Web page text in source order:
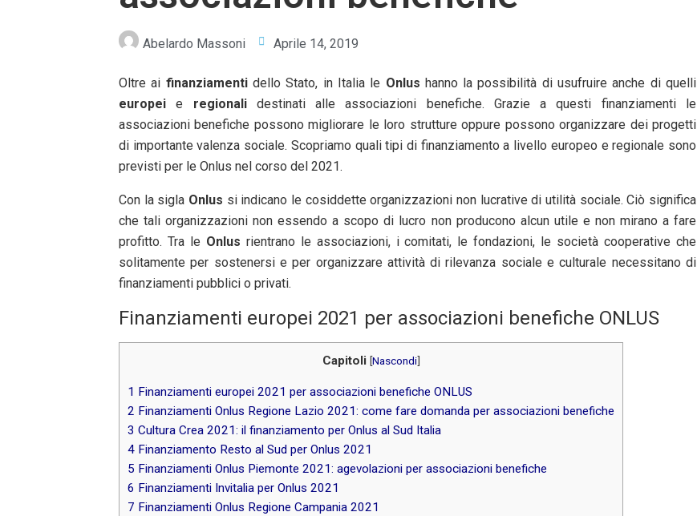
Abelardo Massoni Aprile 14, 2019
Oltre ai finanziamentidello Stato, in Italia le Onlus hanno la possibilità di usufruire anche di quelli
europei e regionalidestinati alle associazioni benefiche. Grazie a questi finanziamenti le
associazioni benefiche possono migliorare le loro strutture oppure possono organizzare dei progetti
di importante valenza sociale. Scopriamo quali tipi di finanziamento a livello europeo e regionale sono
previsti per le Onlus nel corso del 2021.
Con la sigla Onlus si indicano le cosiddette organizzazioni non lucrative di utilità sociale. Ciò significa
che tali organizzazioni non essendo a scopo di lucro non producono alcun utile e non mirano a fare
profitto. Tra le Onlus rientrano le associazioni, i comitati, le fondazioni, le società cooperative che
solitamente per sostenersi e per organizzare attività di rilevanza sociale e culturale necessitano di
finanziamenti pubblici o privati.
Finanziamenti europei 2021 per associazioni benefiche ONLUS
Capitoli [Nascondi]
1 Finanziamenti europei 2021 per associazioni benefiche ONLUS
2 Finanziamenti Onlus Regione Lazio 2021: come fare domanda per associazioni benefiche
3 Cultura Crea 2021: il finanziamento per Onlus al Sud Italia
4 Finanziamento Resto al Sud per Onlus 2021
5 Finanziamenti Onlus Piemonte 2021: agevolazioni per associazioni benefiche
6 Finanziamenti Invitalia per Onlus 2021
7 Finanziamenti Onlus Regione Campania 2021